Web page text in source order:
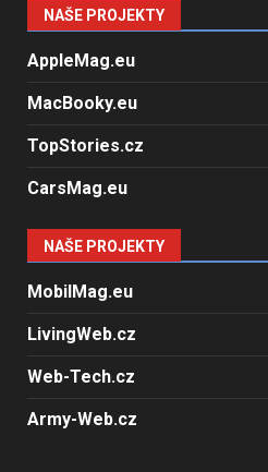
NAŠE PROJEKTY
AppleMag.eu
MacBooky.eu
TopStories.cz
CarsMag.eu
NAŠE PROJEKTY
MobilMag.eu
LivingWeb.cz
Web-Tech.cz
Army-Web.cz